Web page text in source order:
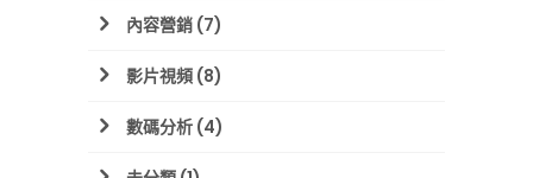
內容營銷 (7)
影片視頻 (8)
數碼分析 (4)